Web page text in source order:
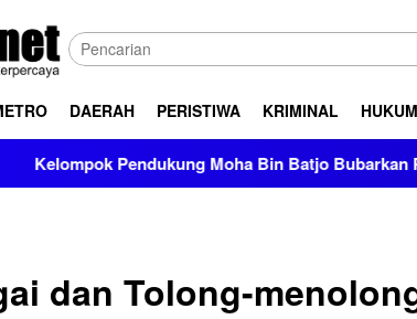
DAERAH PERISTIWA KRIMINAL HUKUM
Moha Bin Batjo Bubarkan Paksa Aksi
dan Tolong-